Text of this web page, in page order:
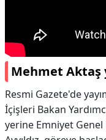
Mehmet Aktaş
Resmi Gazete'de
İçişleri Bakan
yerine Emniyet